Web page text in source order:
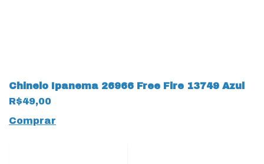
Chinelo Ipanema 26966 Free Fire 13749 Azul
R$49,00
Comprar